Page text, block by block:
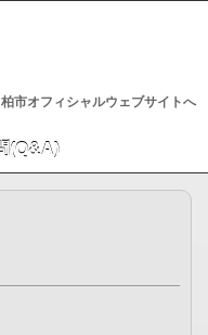
柏市オフィシャルウェブサイトへ